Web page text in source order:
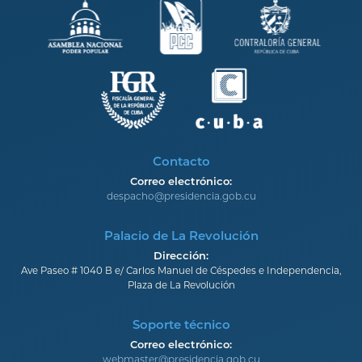
Contacto
Correo electrónico:
despacho@presidencia.gob.cu
Palacio de La Revolución
Dirección:
Ave Paseo # 1040 B e/ Carlos Manuel de Céspedes e Independencia,
Plaza de La Revolución
Soporte técnico
Correo electrónico:
webmaster@presidencia.gob.cu